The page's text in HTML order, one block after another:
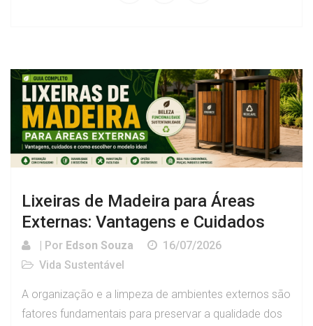
Lixeiras de Madeira para Áreas
Externas: Vantagens e Cuidados
| Por Edson Souza
16/07/2026
Vida Sustentável
A organização e a limpeza de ambientes externos são
fatores fundamentais para preservar a qualidade dos